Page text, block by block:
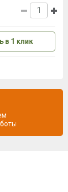
в 1 клик